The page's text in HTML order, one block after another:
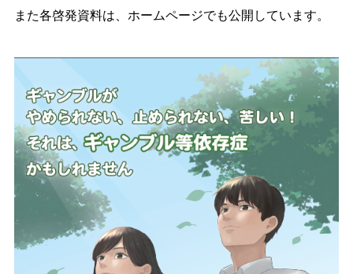
また各啓発資料は、ホームページでも公開しています。